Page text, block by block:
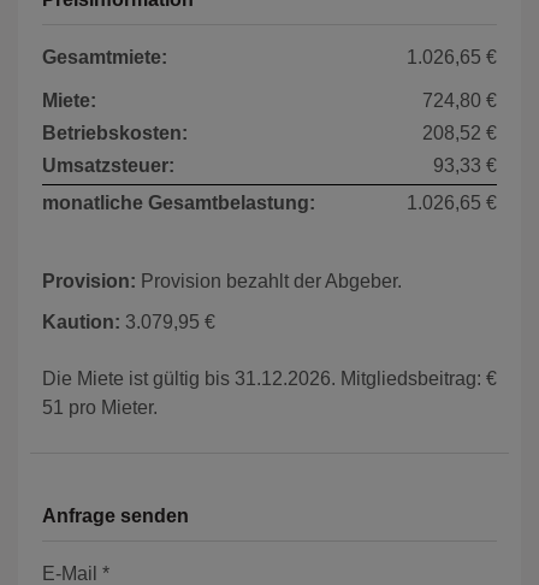
Gesamtmiete: 1.026,65 €
Miete:
724,80 €
Betriebskosten:
208,52 €
Umsatzsteuer:
93,33 €
monatliche Gesamtbelastung:
1.026,65 €
Provision: Provision bezahlt der Abgeber.
Kaution: 3.079,95 €
Die Miete ist gültig bis 31.12.2026. Mitgliedsbeitrag: €
51 pro Mieter.
Anfrage senden
E-Mail